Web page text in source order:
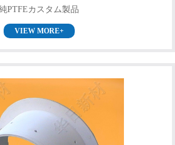
PTFEカスタム製品
VIEW MORE+